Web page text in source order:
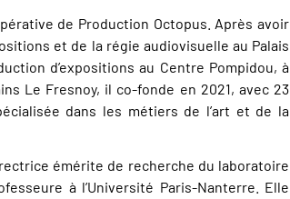
de Production Octopus. Après avoir
et de la régie audiovisuelle au Palais
d’expositions au Centre Pompidou, à
Le Fresnoy, il co-fonde en 2021, avec 23
dans les métiers de l’art et de la
émérite de recherche du laboratoire
à l’Université Paris-Nanterre. Elle